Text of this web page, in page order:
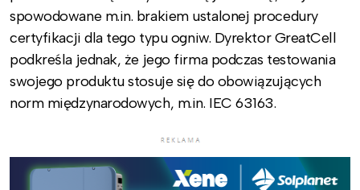
spowodowane m.in. brakiem ustalonej procedury
certyfikacji dla tego typu ogniw. Dyrektor GreatCell
podkreśla jednak, że jego firma podczas testowania
swojego produktu stosuje się do obowiązujących
norm międzynarodowych, m.in. IEC 63163.